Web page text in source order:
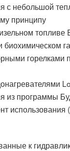
небольшой
принципу
горелками
из программы
использования
к